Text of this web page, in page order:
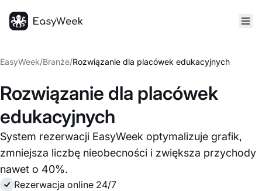
EasyWeek/Branże/Rozwiązanie dla placówek edukacyjnych
Rozwiązanie dla placówek
edukacyjnych
System rezerwacji EasyWeek optymalizuje grafik,
zmniejsza liczbę nieobecności i zwiększa przychody
nawet o 40%.
Rezerwacja online 24/7